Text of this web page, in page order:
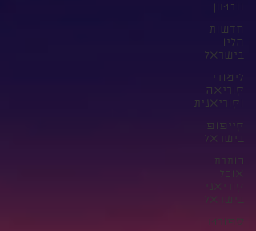
וובטון
חדשות
הליו
בישראל
לימודי
קוריאה
וקוריאנית
קייפופ
בישראל
כותרת
אוכל
קוריאני
בישראל
ספורט